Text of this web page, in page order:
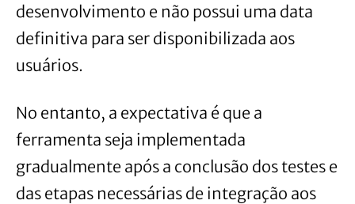
desenvolvimento e não possui uma data
definitiva para ser disponibilizada aos
usuários.
No entanto, a expectativa é que a
ferramenta seja implementada
gradualmente após a conclusão dos testes e
das etapas necessárias de integração aos